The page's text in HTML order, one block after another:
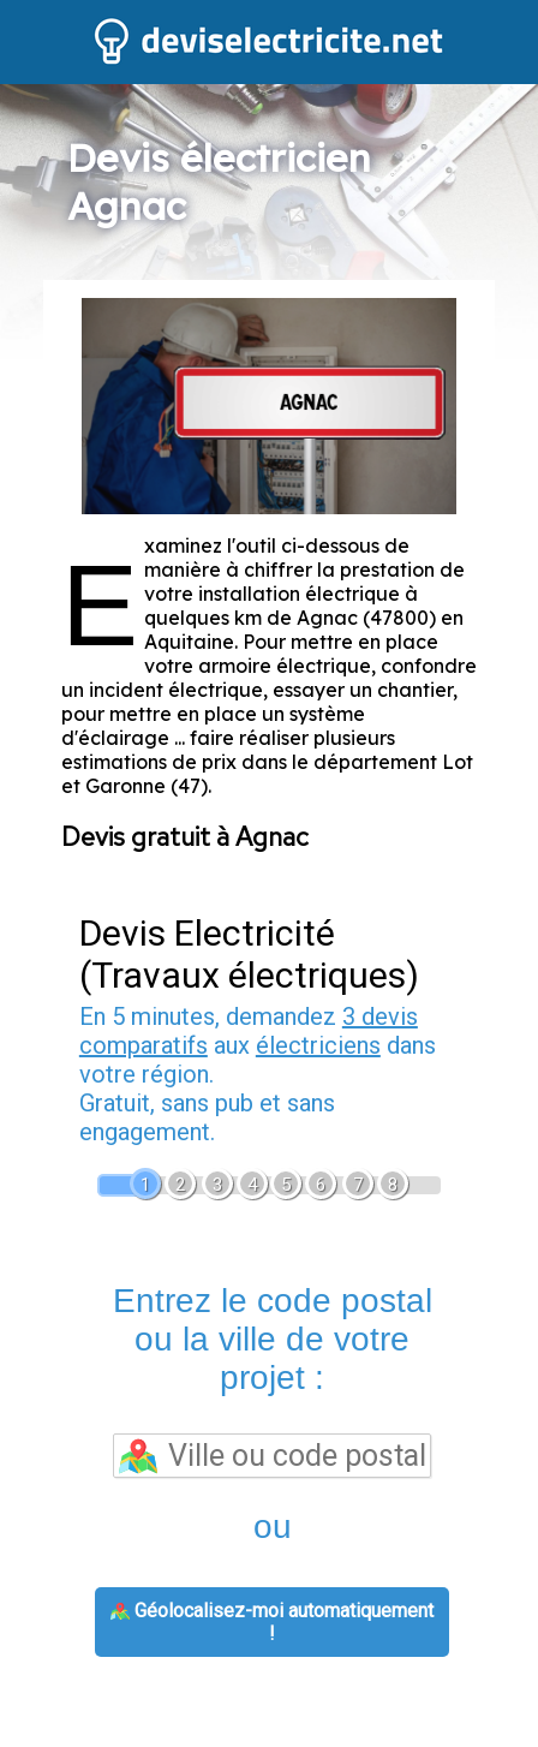
Devis électricien
Agnac
E xaminez l'outil ci-dessous de
manière à chiffrer la prestation de
votre installation électrique à
quelques km de Agnac (47800) en
Aquitaine. Pour mettre en place
votre armoire électrique, confondre
un incident électrique, essayer un chantier,
pour mettre en place un système
d'éclairage ... faire réaliser plusieurs
estimations de prix dans le département Lot
et Garonne (47).
Devis gratuit à Agnac
Devis Electricité
(Travaux électriques)
En 5 minutes, demandez 3 devis
comparatifs aux électriciens dans
votre région.
Gratuit, sans pub et sans
engagement.
1 2 3 4 5 6 7 8
Entrez le code postal
ou la ville de votre
projet :
ou
Géolocalisez-moi automatiquement
!